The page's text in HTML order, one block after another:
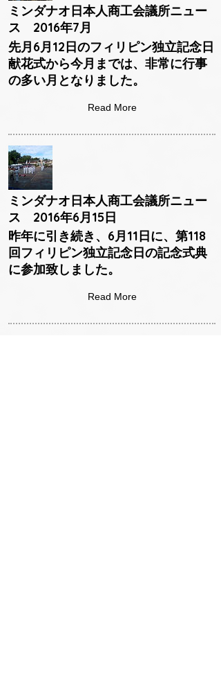
ミンダナオ日本人商工会議所ニュー
ス 2016年7月
先月6月12日のフィリピン独立記念日
献花式から今月までは、非常に行事
の多い月となりました。
Read More
ミンダナオ日本人商工会議所ニュー
ス 2016年6月15日
昨年に引き続き、6月11日に、第118
回フィリピン独立記念日の記念式典
に参加致しました。
Read More